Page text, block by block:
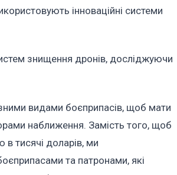
інноваційні системи
знищення дронів, досліджуючи
видами боєприпасів, щоб мати
наближення. Замість того, щоб
тисячі доларів, ми
та патронами, які